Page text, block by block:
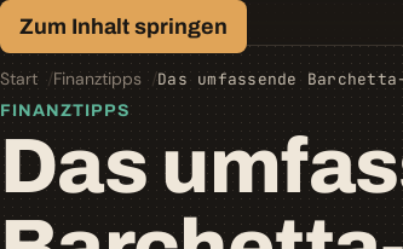
Zum Inhalt springen
Finanz-Lexikon
Geld, einfach erklärt.
Start Finanztipps Das umfassende
FINANZTIPPS
Das